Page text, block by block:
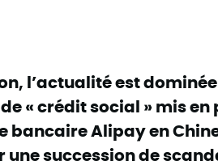
l’actualité est
« crédit social » mis en
bancaire Alipay en
une succession de